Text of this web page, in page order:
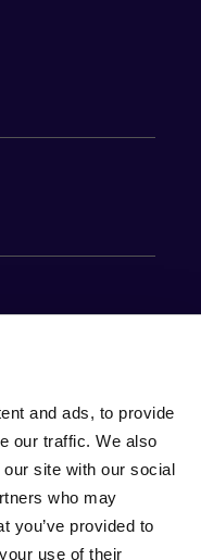
and ads, to provide
our traffic. We also
site with our social
who may
you’ve provided to
use of their